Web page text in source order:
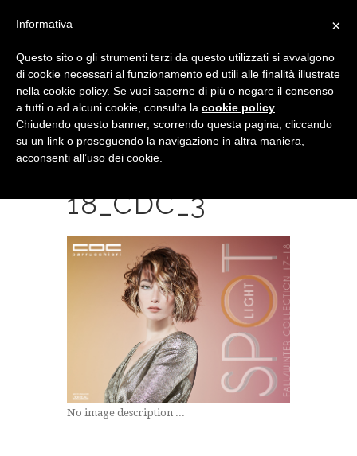
POST FW 17-
18_CDC_3
No image description ...
×
Informativa
Questo sito o gli strumenti terzi da questo utilizzati si avvalgono
di cookie necessari al funzionamento ed utili alle finalità illustrate
nella cookie policy. Se vuoi saperne di più o negare il consenso
a tutti o ad alcuni cookie, consulta la cookie policy
Chiudendo questo banner, scorrendo questa pagina, cliccando
su un link o proseguendo la navigazione in altra maniera,
acconsenti all’uso dei cookie.